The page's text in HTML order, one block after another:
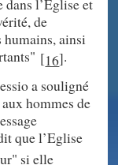
l’Eglise et
de
ainsi
[16].
a souligné
hommes de
que l’Eglise
si elle